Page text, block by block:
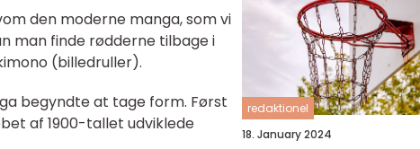
den moderne manga, som vi
man finde rødderne tilbage i
(billedruller).
begyndte at tage form. Først
af 1900-tallet udviklede
at skabe ro og tryghed
omkring sengetid
redaktionel
18. January 2024